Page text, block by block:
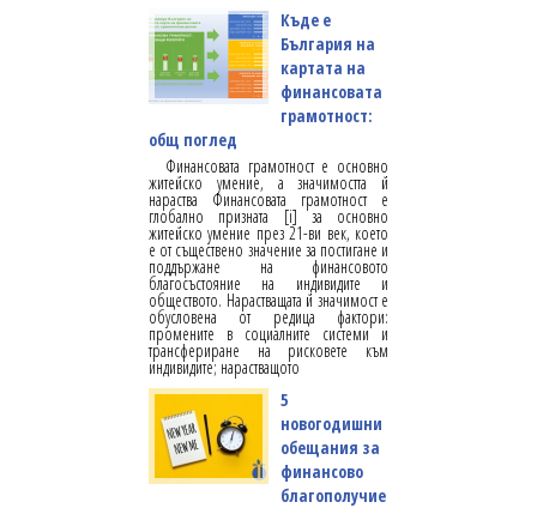
Къде е
България на
картата на
финансовата
грамотност:
общ поглед
Финансовата грамотност е основно
житейско умение, а значимостта й
нараства Финансовата грамотност е
глобално призната [i] за основно
житейско умение през 21-ви век, което
е от съществено значение за постигане и
поддържане на финансовото
благосъстояние на индивидите и
обществото. Нарастващата й значимост е
обусловена от редица фактори:
промените в социалните системи и
трансфериране на рисковете към
индивидите; нарастващото
5
новогодишни
обещания за
финансово
благополучие